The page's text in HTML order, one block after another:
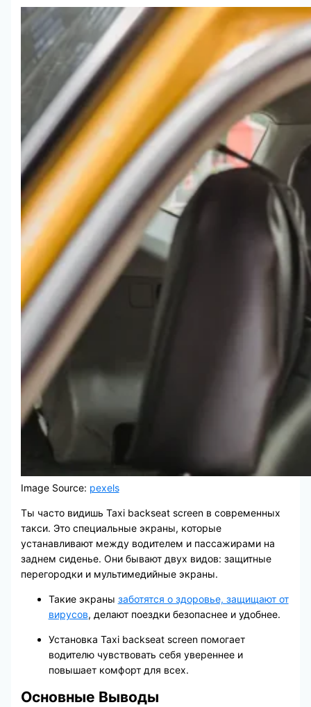
Image Source: pexels
Ты часто видишь Taxi backseat screen в современных
такси. Это специальные экраны, которые
устанавливают между водителем и пассажирами на
заднем сиденье. Они бывают двух видов: защитные
перегородки и мультимедийные экраны.
Такие экраны заботятся о здоровье, защищают от
вирусов, делают поездки безопаснее и удобнее.
Установка Taxi backseat screen помогает
водителю чувствовать себя увереннее и
повышает комфорт для всех.
Основные Выводы